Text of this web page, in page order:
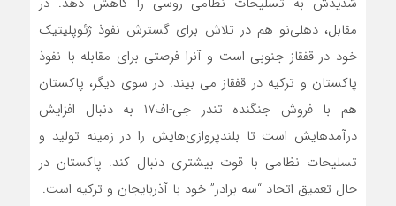
مقابل، دهلی‌نو هم در تلاش برای گسترش نفوذ ژئوپلیتیک
خود در قفقاز جنوبی است و آنرا فرصتی برای مقابله با نفوذ
پاکستان و ترکیه در قفقاز می بیند. در سوی دیگر، پاکستان
هم با فروش جنگنده تندر جی-‌اف۱۷ به دنبال افزایش
درآمدهایش است تا بلندپروازی‌هایش را در زمینه تولید و
تسلیحات نظامی با قوت بیشتری دنبال کند. پاکستان در
حال تعمیق اتحاد “سه برادر” خود با آذربایجان و ترکیه است.